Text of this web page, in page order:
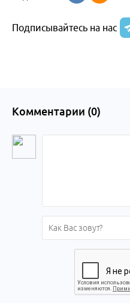
Подписывайтесь на нас
Комментарии (0)